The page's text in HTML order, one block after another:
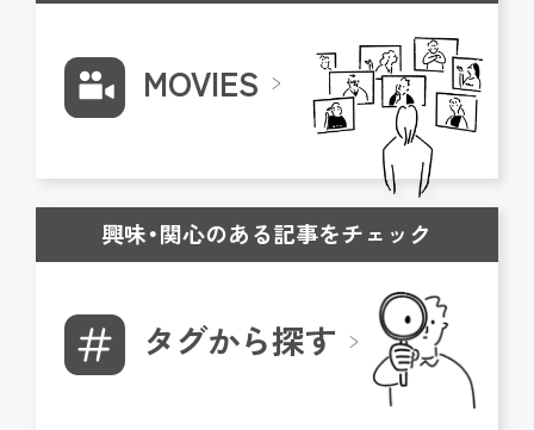
MOVIES
興味・関心のある記事をチェック
タグから探す